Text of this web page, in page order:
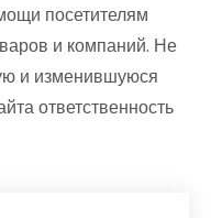
посетителям
и компаний. Не
и изменившуюся
ответственность